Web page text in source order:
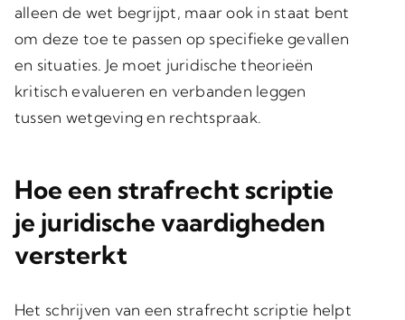
alleen de wet begrijpt, maar ook in staat bent
om deze toe te passen op specifieke gevallen
en situaties. Je moet juridische theorieën
kritisch evalueren en verbanden leggen
tussen wetgeving en rechtspraak.
Hoe een strafrecht scriptie
je juridische vaardigheden
versterkt
Het schrijven van een strafrecht scriptie helpt